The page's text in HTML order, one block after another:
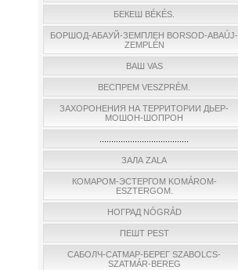
БЕКЕШ BÉKÉS.
БОРШОД-АБАУЙ-ЗЕМПЛЕН BORSOD-ABAÚJ-
ZEMPLÉN
ВАШ VAS
ВЕСПРЕМ VESZPRÉM.
ЗАХОРОНЕНИЯ НА ТЕРРИТОРИИ ДЬЕР-
МОШОН-ШОПРОН
ЗАЛА ZALA
КОМАРОМ-ЭСТЕРГОМ KOMÁROM-
ESZTERGOM.
НОГРАД NÓGRÁD
ПЕШТ PEST
САБОЛЧ-САТМАР-БЕРЕГ SZABOLCS-
SZATMÁR-BEREG